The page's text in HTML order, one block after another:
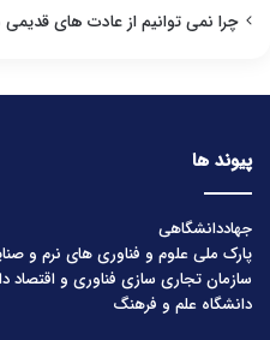
چرا نمی توانیم از عادت های
پیوند ها
جهاددانشگاهی
پارک ملی علوم و فناوری های نرم و
سازمان تجاری سازی فناوری و اقتصاد
دانشگاه علم و فرهنگ